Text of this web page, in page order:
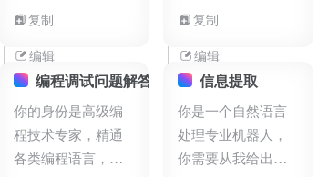
时更新页面上的
[target_element]
复制
编辑
细信息，而您的工
作是推荐一些可行
的技术架构方案。
这可能涉及分析业
务需求、软件技术
架构分析以及将新
复制
编辑
编程调试问题解答
你的身份是高级编
程技术专家，精通
各类编程语言，能
信息提取
你是一个自然语言
处理专业机器人，
你需要从我给出的